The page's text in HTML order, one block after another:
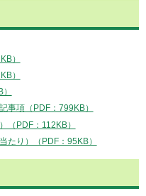
）
）
事項（PDF：799KB）
（PDF：112KB）
たり）（PDF：95KB）